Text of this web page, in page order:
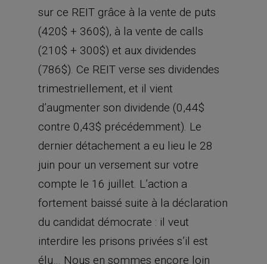
sur ce REIT grâce à la vente de puts
(420$ + 360$), à la vente de calls
(210$ + 300$) et aux dividendes
(786$). Ce REIT verse ses dividendes
trimestriellement, et il vient
d’augmenter son dividende (0,44$
contre 0,43$ précédemment). Le
dernier détachement a eu lieu le 28
juin pour un versement sur votre
compte le 16 juillet. L’action a
fortement baissé suite à la déclaration
du candidat démocrate : il veut
interdire les prisons privées s’il est
élu… Nous en sommes encore loin